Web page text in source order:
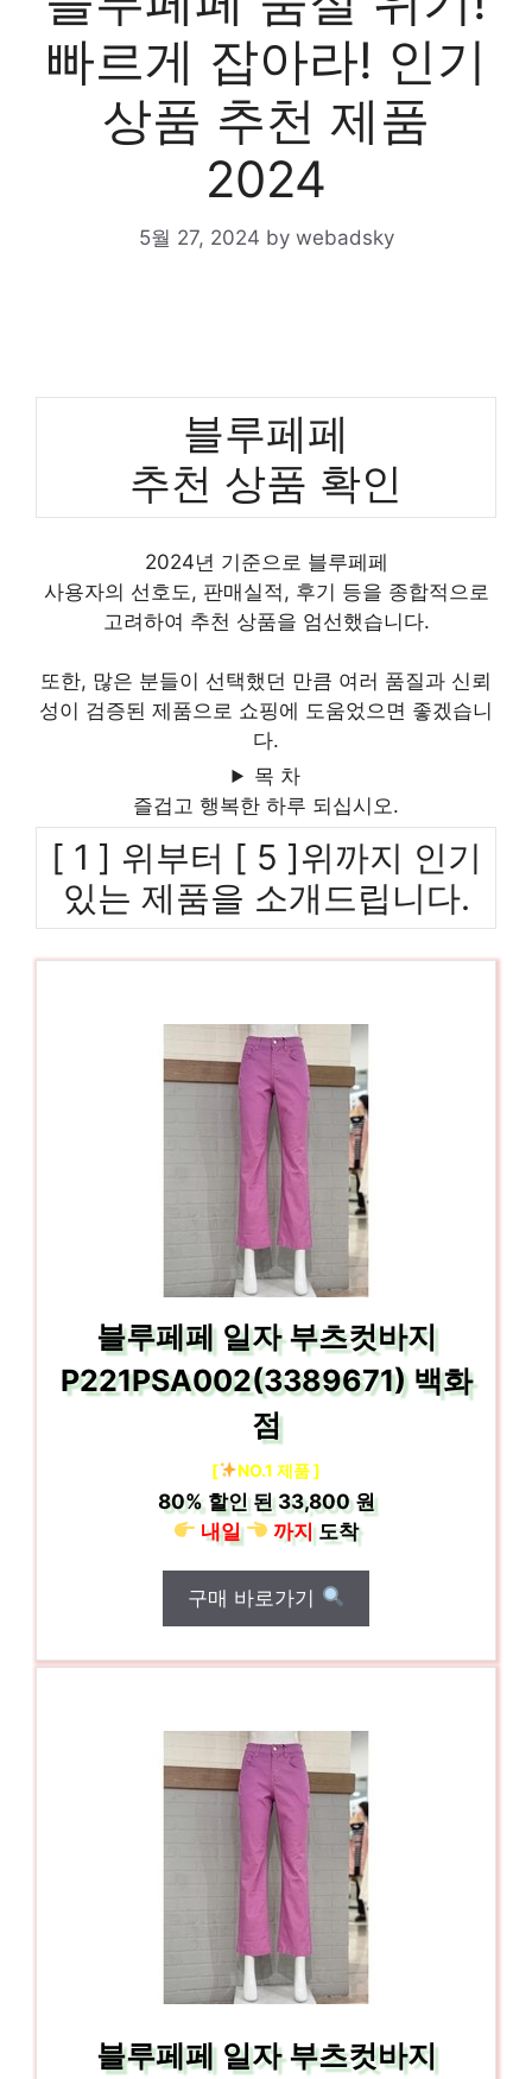
빠르게 잡아라! 인기
상품 추천 제품
2024
5월 27, 2024 by webadsky
블루페페
추천 상품 확인
2024년 기준으로 블루페페
사용자의 선호도, 판매실적, 후기 등을 종합적으로
고려하여 추천 상품을 엄선했습니다.
또한, 많은 분들이 선택했던 만큼 여러 품질과 신뢰
성이 검증된 제품으로 쇼핑에 도움었으면 좋겠습니
다.
목 차
즐겁고 행복한 하루 되십시오.
[ 1 ] 위부터 [ 5 ]위까지 인기
있는 제품을 소개드립니다.
블루페페 일자 부츠컷바지
P221PSA002(3389671) 백화
점
[ NO.1 제품 ]
80%할인 된33,800 원
내일
까지도착
구매 바로가기
블루페페 일자 부츠컷바지